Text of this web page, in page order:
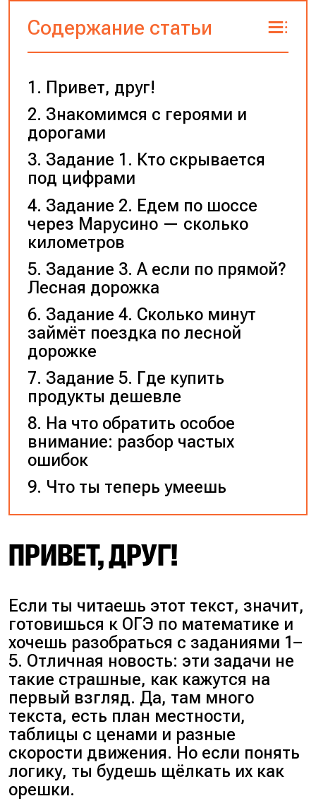
Содержание статьи
Привет, друг!
Знакомимся с героями и
дорогами
Задание 1. Кто скрывается
под цифрами
Задание 2. Едем по шоссе
через Марусино — сколько
километров
Задание 3. А если по прямой?
Лесная дорожка
Задание 4. Сколько минут
займёт поездка по лесной
дорожке
Задание 5. Где купить
продукты дешевле
На что обратить особое
внимание: разбор частых
ошибок
Что ты теперь умеешь
ПРИВЕТ, ДРУГ!
Если ты читаешь этот текст, значит,
готовишься к ОГЭ по математике и
хочешь разобраться с заданиями 1–
5. Отличная новость: эти задачи не
такие страшные, как кажутся на
первый взгляд. Да, там много
текста, есть план местности,
таблицы с ценами и разные
скорости движения. Но если понять
логику, ты будешь щёлкать их как
орешки.